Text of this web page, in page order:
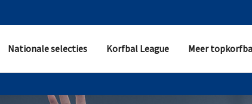
Nationale selecties Korfbal League Meer